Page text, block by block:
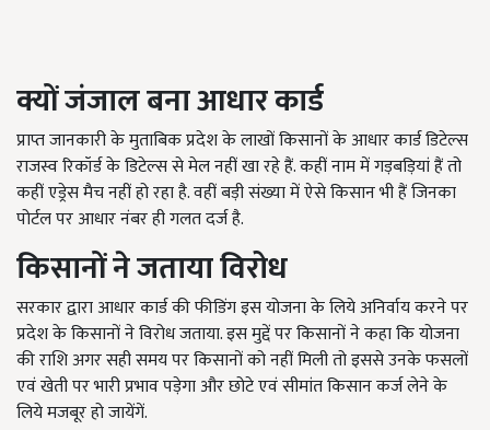
क्यों जंजाल बना आधार कार्ड
प्राप्त जानकारी के मुताबिक प्रदेश के लाखों किसानों के आधार कार्ड डिटेल्स
राजस्व रिकॉर्ड के डिटेल्स से मेल नहीं खा रहे हैं. कहीं नाम में गड़बड़ियां हैं तो
कहीं एड्रेस मैच नहीं हो रहा है. वहीं बड़ी संख्या में ऐसे किसान भी हैं जिनका
पोर्टल पर आधार नंबर ही गलत दर्ज है.
किसानों ने जताया विरोध
सरकार द्वारा आधार कार्ड की फीडिंग इस योजना के लिये अनिर्वाय करने पर
प्रदेश के किसानों ने विरोध जताया. इस मुद्दें पर किसानों ने कहा कि योजना
की राशि अगर सही समय पर किसानों को नहीं मिली तो इससे उनके फसलों
एवं खेती पर भारी प्रभाव पड़ेगा और छोटे एवं सीमांत किसान कर्ज लेने के
लिये मजबूर हो जायेंगें.